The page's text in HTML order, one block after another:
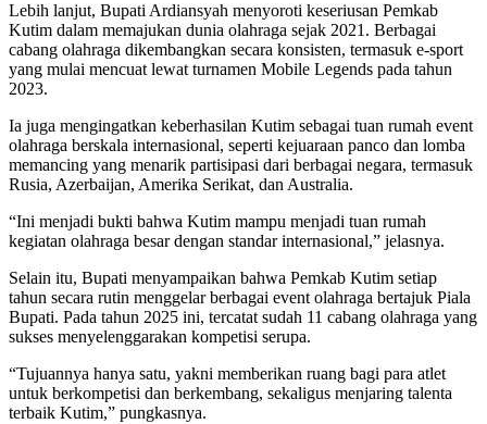
Lebih lanjut, Bupati Ardiansyah menyoroti keseriusan Pemkab
Kutim dalam memajukan dunia olahraga sejak 2021. Berbagai
cabang olahraga dikembangkan secara konsisten, termasuk e-sport
yang mulai mencuat lewat turnamen Mobile Legends pada tahun
2023.
Ia juga mengingatkan keberhasilan Kutim sebagai tuan rumah event
olahraga berskala internasional, seperti kejuaraan panco dan lomba
memancing yang menarik partisipasi dari berbagai negara, termasuk
Rusia, Azerbaijan, Amerika Serikat, dan Australia.
“Ini menjadi bukti bahwa Kutim mampu menjadi tuan rumah
kegiatan olahraga besar dengan standar internasional,” jelasnya.
Selain itu, Bupati menyampaikan bahwa Pemkab Kutim setiap
tahun secara rutin menggelar berbagai event olahraga bertajuk Piala
Bupati. Pada tahun 2025 ini, tercatat sudah 11 cabang olahraga yang
sukses menyelenggarakan kompetisi serupa.
“Tujuannya hanya satu, yakni memberikan ruang bagi para atlet
untuk berkompetisi dan berkembang, sekaligus menjaring talenta
terbaik Kutim,” pungkasnya.